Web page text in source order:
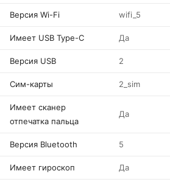
Версия Wi-Fi wifi_5
Имеет USB Type-C Да
Версия USB 2
Сим-карты 2_sim
Имеет сканер
отпечатка пальца
Да
Версия Bluetooth 5
Имеет гироскоп Да